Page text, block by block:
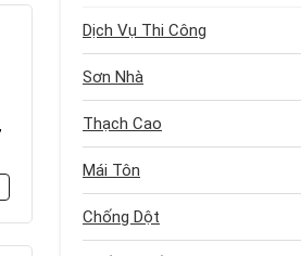
Dịch Vụ Thi Công
Sơn Nhà
Thạch Cao
Mái Tôn
Chống Dột